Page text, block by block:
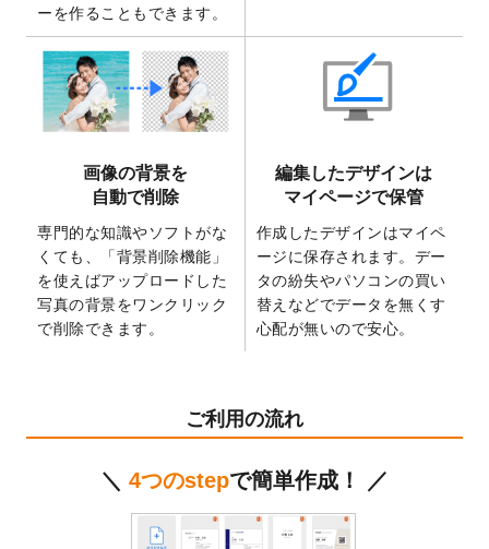
2025/6/24
2026年版1月始まりのカレンダーデザイン
テンプレートを公開いたしました。
2025/6/9
「背景削除機能
」を実装しました。
2025/4/3
DMのデザインテンプレートを追加しまし
た。
を追加しました。
マスキングテープのデザインテンプレート
を追加しました。
2025/1/15
配置できるデータ形式が増えました。
（pdf、psd、eps、tifに対応）
2024/12/24
2025年版4月始まりのカレンダーデザイン
箔押し年賀状のデザインテンプレート
ステッカーのデザインテンプレート
しました。
2025年巳年の年賀状デザインテンプレート
ーを作ることもできます。
画像の背景を
自動で削除
専門的な知識やソフトがな
くても、「背景削除機能」
を使えばアップロードした
写真の背景をワンクリック
で削除できます。
編集したデザインは
マイページで保管
作成したデザインはマイペ
ージに保存されます。デー
タの紛失やパソコンの買い
替えなどでデータを無くす
心配が無いので安心。
ご利用の流れ
＼ 4つのstepで簡単作成！ ／